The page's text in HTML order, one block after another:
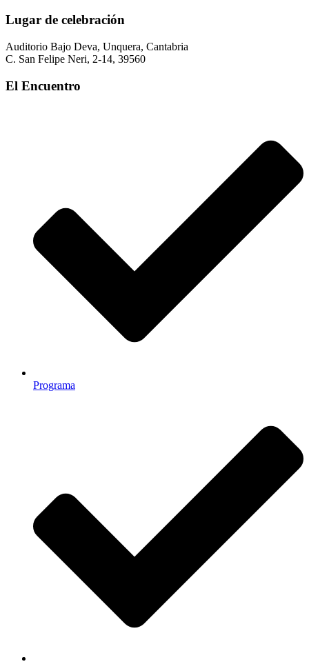
Lugar de celebración
Auditorio Bajo Deva, Unquera, Cantabria
C. San Felipe Neri, 2-14, 39560
El Encuentro
Programa